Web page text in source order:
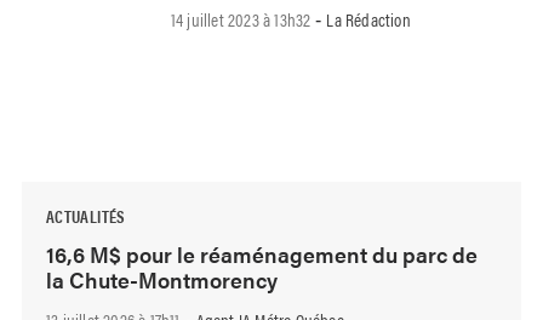
14 juillet 2023 à 13h32 - La Rédaction
ACTUALITÉS
16,6 M$ pour le réaménagement du parc de
la Chute-Montmorency